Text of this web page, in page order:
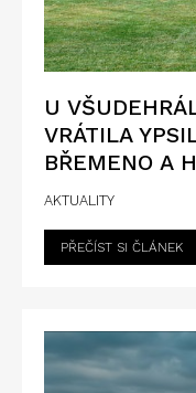
U
VRÁTILA
BŘEMENO A
AKTUALITY
PŘEČÍST SI ČLÁNEK